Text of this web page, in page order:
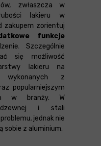
zwłaszcza w
lakieru w
zakupem zorientuj
funkcje
Szczególnie
się możliwość
lakieru na
wykonanych z
popularniejszym
w branży. W
i stali
jednak nie
sobie z aluminium.